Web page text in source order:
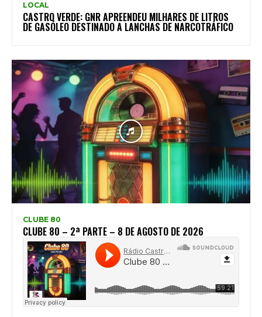
LOCAL
CASTRO VERDE: GNR APREENDEU MILHARES DE LITROS
DE GASÓLEO DESTINADO A LANCHAS DE NARCOTRÁFICO
CLUBE 80
CLUBE 80 – 2ª PARTE – 8 DE AGOSTO DE 2026